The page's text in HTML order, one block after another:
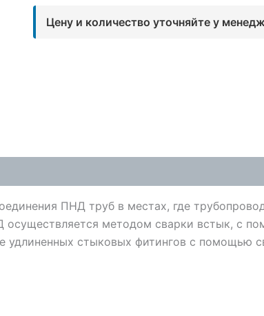
Цену и количество уточняйте у
ПНД труб в местах, где
методом сварки встык, с
удлиненных стыковых фитингов с помощью